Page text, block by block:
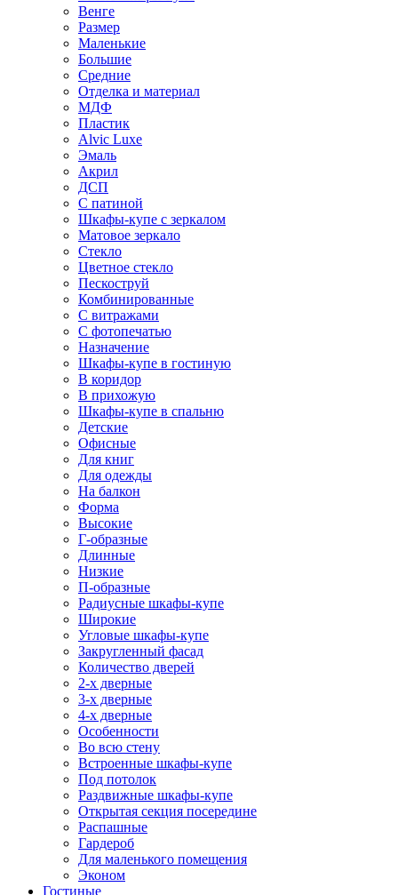
Венге
Размер
Маленькие
Большие
Средние
Отделка и материал
МДФ
Пластик
Alvic Luxe
Эмаль
Акрил
ДСП
С патиной
Шкафы-купе с зеркалом
Матовое зеркало
Стекло
Цветное стекло
Пескоструй
Комбинированные
С витражами
С фотопечатью
Назначение
Шкафы-купе в гостиную
В коридор
В прихожую
Шкафы-купе в спальню
Детские
Офисные
Для книг
Для одежды
На балкон
Форма
Высокие
Г-образные
Длинные
Низкие
П-образные
Радиусные шкафы-купе
Широкие
Угловые шкафы-купе
Закругленный фасад
Количество дверей
2-х дверные
3-х дверные
4-х дверные
Особенности
Во всю стену
Встроенные шкафы-купе
Под потолок
Раздвижные шкафы-купе
Открытая секция посередине
Распашные
Гардероб
Для маленького помещения
Эконом
Гостиные